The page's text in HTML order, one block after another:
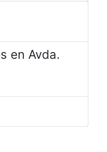
en Avda.